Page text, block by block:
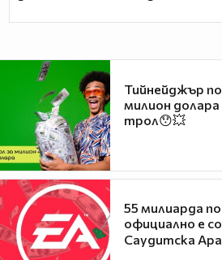
Тийнейджър
милион
трол😯💥
55 милиарда
официално е
Саудитска